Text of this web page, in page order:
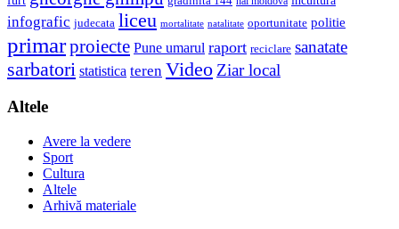
infografic judecata liceu mortalitate natalitate oportunitate politie
primarproiecte Pune umarul raport reciclare sanatate
sarbatori statistica teren Video Ziar local
Altele
Avere la vedere
Sport
Cultura
Altele
Arhivă materiale